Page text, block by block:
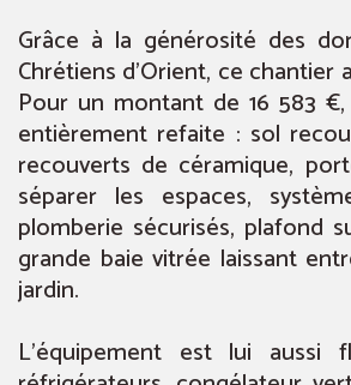
Grâce à la générosité des
Chrétiens d’Orient, ce chantier
Pour un montant de 16 583
entièrement refaite : sol
recouverts de céramique,
séparer les espaces,
plomberie sécurisés, plafond
grande baie vitrée laissant
jardin.
L’équipement est lui aussi